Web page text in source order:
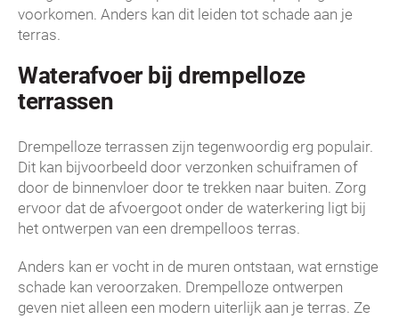
voorkomen. Anders kan dit leiden tot schade aan je
terras.
Waterafvoer bij drempelloze
terrassen
Drempelloze terrassen zijn tegenwoordig erg populair.
Dit kan bijvoorbeeld door verzonken schuiframen of
door de binnenvloer door te trekken naar buiten. Zorg
ervoor dat de afvoergoot onder de waterkering ligt bij
het ontwerpen van een drempelloos terras.
Anders kan er vocht in de muren ontstaan, wat ernstige
schade kan veroorzaken. Drempelloze ontwerpen
geven niet alleen een modern uiterlijk aan je terras. Ze